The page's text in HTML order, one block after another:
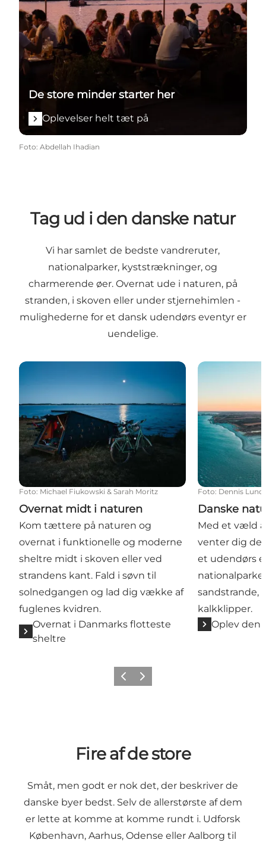
De store minder starter her
Oplevelser helt tæt på
Foto: Abdellah Ihadian
Tag ud i den danske natur
Vi har samlet de bedste vandreruter,
nationalparker, kyststrækninger, og
charmerende øer. Overnat ude i naturen, på
stranden, i skoven eller under stjernehimlen -
mulighederne for et dansk udendørs eventyr er
uendelige.
Overnat midt i naturen
Foto: Michael Fiukowski & Sarah Moritz
Overnat midt i naturen
Kom tættere på naturen og
overnat i funktionelle og moderne
sheltre midt i skoven eller ved
strandens kant. Fald i søvn til
solnedgangen og lad dig vække af
fuglenes kvidren.
Overnat i Danmarks flotteste
sheltre
Danske
Foto: Dennis
Danske
Med et væld
venter dig
et udendørs
sandstrande,
kalkklipper.
Oplev den
ForrigeNæste
Fire af de store
Småt, men godt er nok det, der beskriver de
danske byer bedst. Selv de allerstørste af dem
er lette at komme at komme rundt i. Udforsk
København, Aarhus, Odense eller Aalborg til